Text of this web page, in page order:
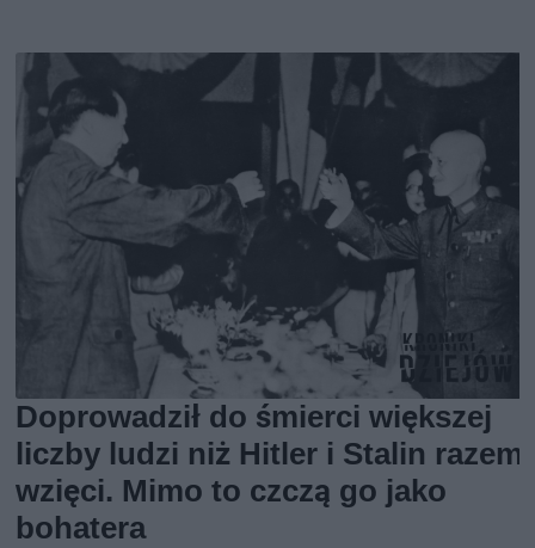
Doprowadził do śmierci większej
liczby ludzi niż Hitler i Stalin razem
wzięci. Mimo to czczą go jako
bohatera